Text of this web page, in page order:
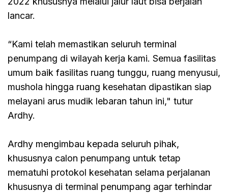
lancar.
“Kami telah memastikan seluruh terminal
penumpang di wilayah kerja kami. Semua fasilitas
umum baik fasilitas ruang tunggu, ruang menyusui,
mushola hingga ruang kesehatan dipastikan siap
melayani arus mudik lebaran tahun ini," tutur
Ardhy.
Ardhy mengimbau kepada seluruh pihak,
khususnya calon penumpang untuk tetap
mematuhi protokol kesehatan selama perjalanan
khususnya di terminal penumpang agar terhindar